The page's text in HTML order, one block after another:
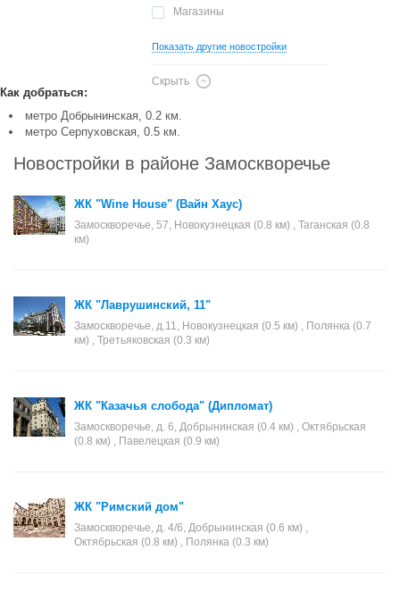
Магазины
Показать другие новостройки
Скрыть
Как добраться:
метро Добрынинская, 0.2 км.
метро Серпуховская, 0.5 км.
Новостройки в районе Замоскворечье
ЖК "Wine House" (Вайн Хаус)
Замоскворечье, 57, Новокузнецкая (0.8 км) , Таганская (0.8
км)
ЖК "Лаврушинский, 11"
Замоскворечье, д.11, Новокузнецкая (0.5 км) , Полянка (0.7
км) , Третьяковская (0.3 км)
ЖК "Казачья слобода" (Дипломат)
Замоскворечье, д. 6, Добрынинская (0.4 км) , Октябрьская
(0.8 км) , Павелецкая (0.9 км)
ЖК "Римский дом"
Замоскворечье, д. 4/6, Добрынинская (0.6 км) ,
Октябрьская (0.8 км) , Полянка (0.3 км)